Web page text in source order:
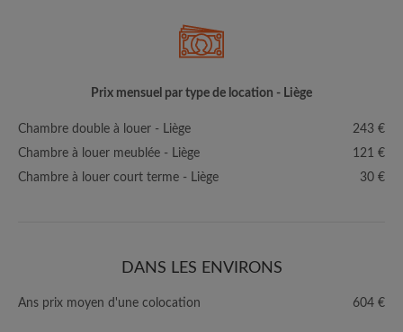
Prix mensuel par type de location - Liège
Chambre double à louer - Liège
243 €
Chambre à louer meublée - Liège
121 €
Chambre à louer court terme - Liège
30 €
DANS LES ENVIRONS
Ans prix moyen d'une colocation 604 €